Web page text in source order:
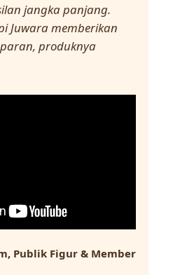
jangka panjang.
Juwara memberikan
produknya
Publik Figur & Member